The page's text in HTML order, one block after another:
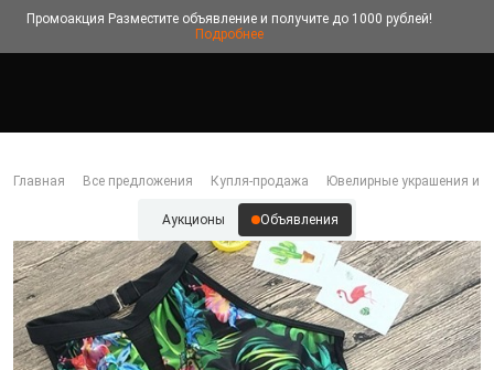
Промоакция Разместите объявление и получите до 1000 рублей!
Подробнее
Главная Все предложения Купля-продажа Ювелирные украшения и
Аукционы Объявления